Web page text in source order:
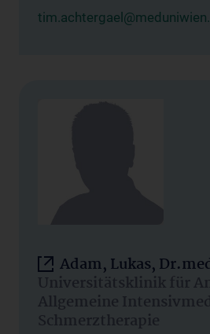
Adam, Lukas,
Universitätsklinik für
Allgemeine
Schmerztherapie